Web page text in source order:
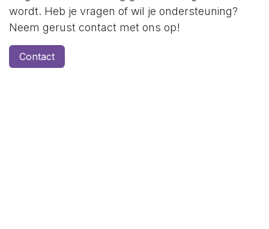
wordt. Heb je vragen of wil je ondersteuning?
Neem gerust contact met ons op!
Contact